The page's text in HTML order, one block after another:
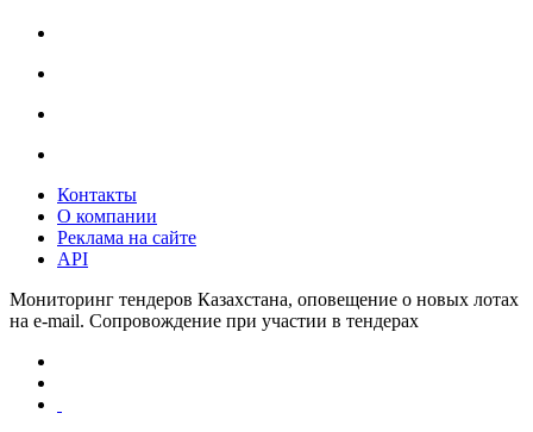
Контакты
О компании
Реклама на сайте
API
Мониторинг тендеров Казахстана, оповещение о новых лотах
на e-mail. Сопровождение при участии в тендерах